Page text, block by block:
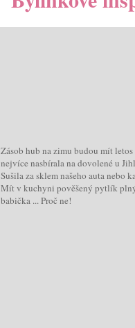
Zásob hub na zimu budou mít
nejvíce nasbírala na dovolené u
Sušila za sklem našeho auta nebo
Mít v kuchyni pověšený pytlík
babička ... Proč ne!